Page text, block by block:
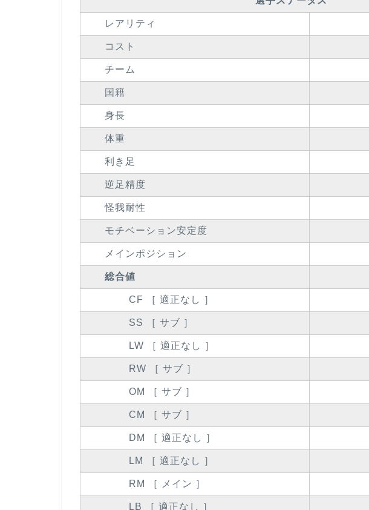
レアリティ
コスト
チーム
国籍
身長
体重
利き足
逆足精度
怪我耐性
モチベーション安定度
メインポジション
総合値
CF ［ 適正なし ］
SS ［ サブ ］
LW ［ 適正なし ］
RW ［ サブ ］
OM ［ サブ ］
CM ［ サブ ］
DM ［ 適正なし ］
LM ［ 適正なし ］
RM ［ メイン ］
LB ［ 適正なし ］